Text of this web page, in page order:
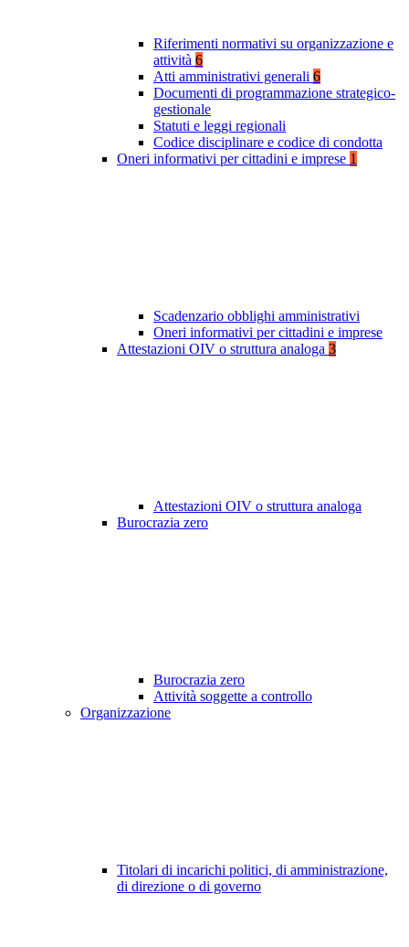
Riferimenti normativi su organizzazione e
attività 6
Atti amministrativi generali 6
Documenti di programmazione strategico-
gestionale
Statuti e leggi regionali
Codice disciplinare e codice di condotta
Oneri informativi per cittadini e imprese 1
Scadenzario obblighi amministrativi
Oneri informativi per cittadini e imprese
Attestazioni OIV o struttura analoga 3
Attestazioni OIV o struttura analoga
Burocrazia zero
Burocrazia zero
Attività soggette a controllo
Organizzazione
Titolari di incarichi politici, di amministrazione,
di direzione o di governo